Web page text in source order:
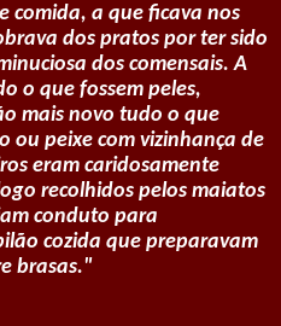
comida, a que ficava nos
dos pratos por ter sido
dos comensais. A
o que fossem peles,
mais novo tudo o que
ou peixe com vizinhança de
eram caridosamente
recolhidos pelos maiatos
conduto para
cozida que preparavam
brasas."